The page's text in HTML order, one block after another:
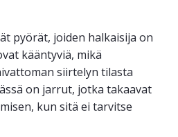
pyörät, joiden halkaisija on
kääntyviä, mikä
siirtelyn tilasta
on jarrut, jotka takaavat
kun sitä ei tarvitse